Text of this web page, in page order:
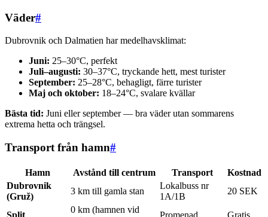
Väder#
Dubrovnik och Dalmatien har medelhavsklimat:
Juni: 25–30°C, perfekt
Juli–augusti: 30–37°C, tryckande hett, mest turister
September: 25–28°C, behagligt, färre turister
Maj och oktober: 18–24°C, svalare kvällar
Bästa tid: Juni eller september — bra väder utan sommarens
extrema hetta och trängsel.
Transport från hamn#
Hamn Avstånd till centrum Transport
Kostnad
Dubrovnik
(Gruž)
3 km till gamla stan
Lokalbuss nr
1A/1B
20 SEK
Split
0 km (hamnen vid
Promenad Gratis